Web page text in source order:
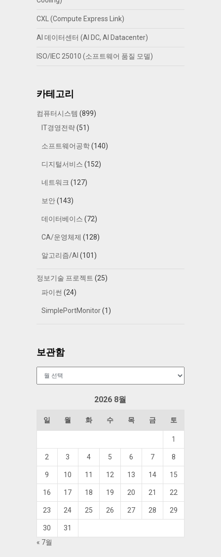
CXL (Compute Express Link)
AI 데이터센터 (AI DC, AI Datacenter)
ISO/IEC 25010 (소프트웨어 품질 모델)
카테고리
컴퓨터시스템 (899)
IT경영전략(51)
소프트웨어공학(140)
디지털서비스 (152)
네트워크 (127)
보안(143)
데이터베이스 (72)
CA/운영체제 (128)
알고리즘/AI (101)
정보기술 프로젝트 (25)
파이썬 (24)
SimplePortMonitor(1)
보관함
2026 8월
일 월 화 수 목 금 토
1
2 3 4 5 6 7 8
9 10 11 12 13 14 15
16 17 18 19 20 21 22
23 24 25 26 27 28 29
30
31
« 7월